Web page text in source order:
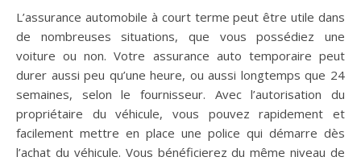
L’assurance automobile à court terme peut être utile dans
de nombreuses situations, que vous possédiez une
voiture ou non. Votre assurance auto temporaire peut
durer aussi peu qu’une heure, ou aussi longtemps que 24
semaines, selon le fournisseur. Avec l’autorisation du
propriétaire du véhicule, vous pouvez rapidement et
facilement mettre en place une police qui démarre dès
l’achat du véhicule. Vous bénéficierez du même niveau de